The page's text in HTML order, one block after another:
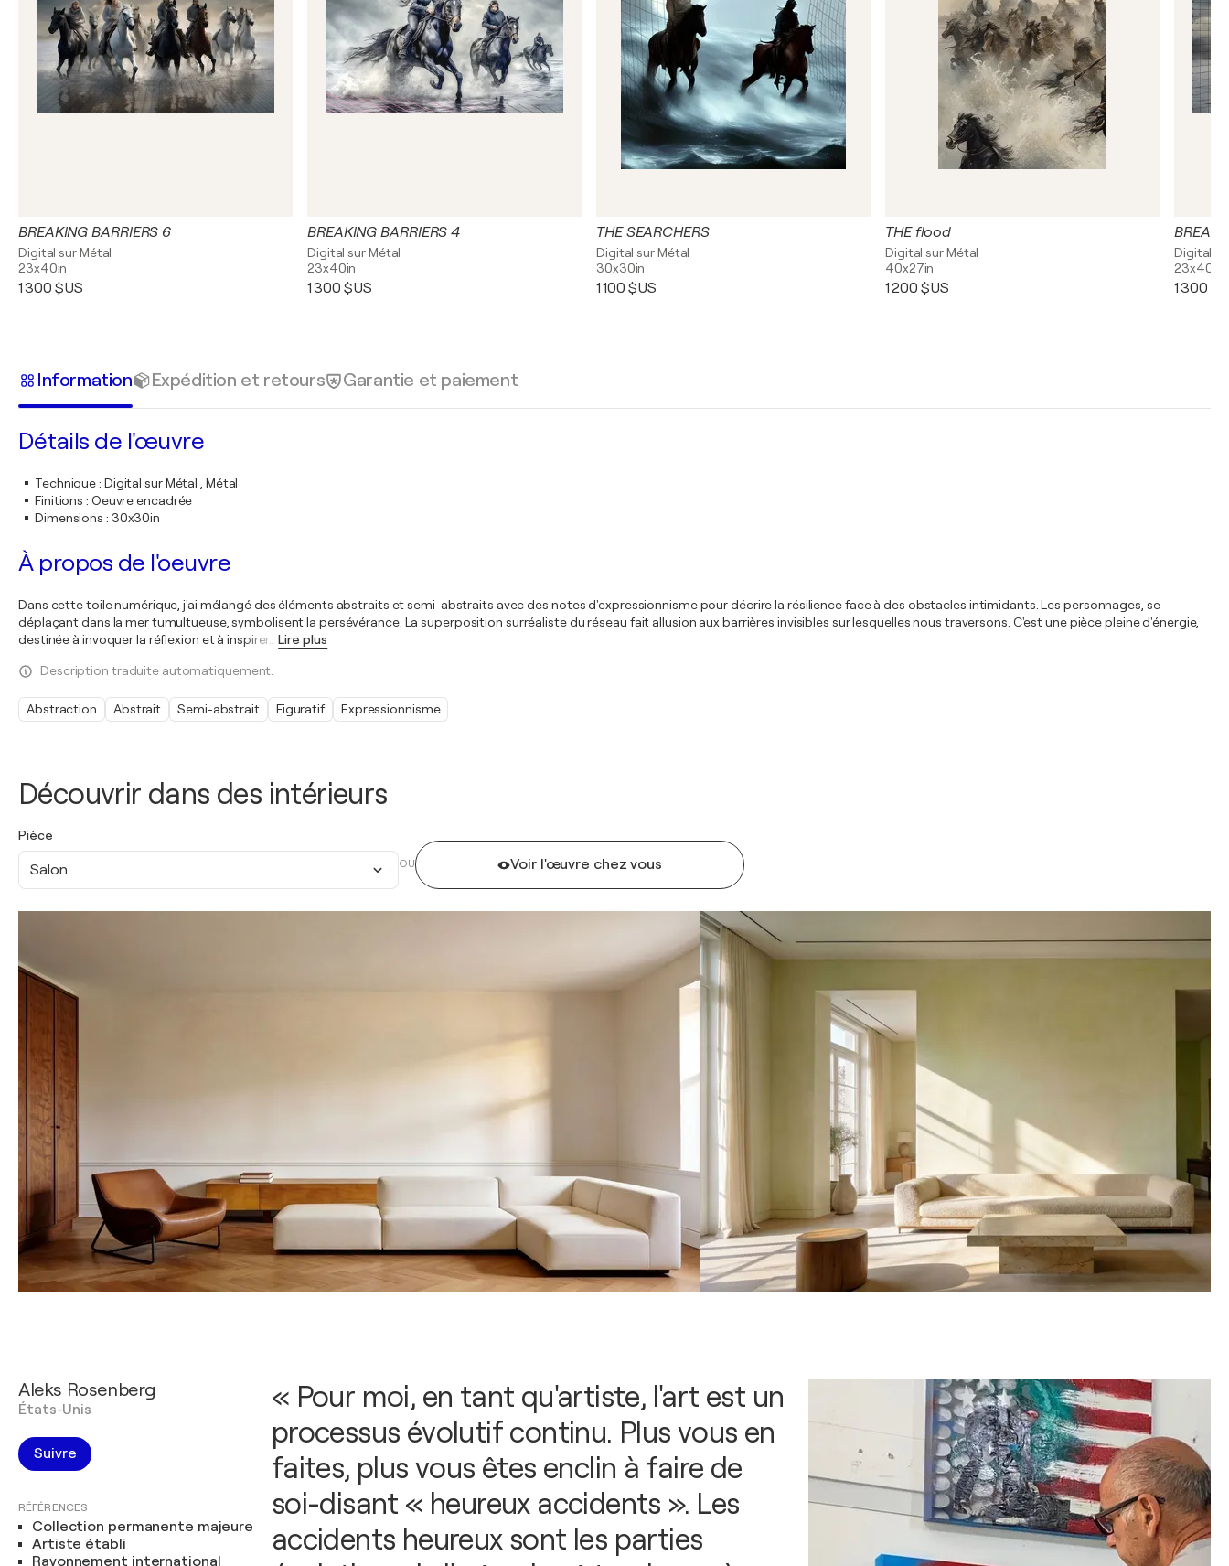
Découvrir dans des intérieurs
Pièce
Salon OU Voir l'œuvre chez vous
BREAKING BARRIERS 6
Digital sur Métal
23x40in
1 300 $US
BREAKING BARRIERS 4
Digital sur Métal
23x40in
1 300 $US
THE SEARCHERS
Digital sur Métal
30x30in
1 100 $US
THE flood
Digital sur Métal
40x27in
1 200 $US
Digital
23x40in
1 300
Information Expédition et retours Garantie et paiement
Détails de l'œuvre
Technique: Digital sur Métal , Métal
Finitions : Oeuvre encadrée
Dimensions : 30x30in
À propos de l'oeuvre
Dans cette toile numérique, j'ai mélangé des éléments abstraits et semi-abstraits avec des notes d'expressionnisme pour décrire la résilience face à des obstacles intimidants. Les personnages, se
déplaçant dans la mer tumultueuse, symbolisent la persévérance. La superposition surréaliste du réseau fait allusion aux barrières invisibles sur lesquelles nous traversons. C'est une pièce pleine d'énergie,
destinée à invoquer la réflexion et à inspirer… Lire plus
Description traduite automatiquement.
Abstraction Abstrait Semi-abstrait Figuratif Expressionnisme
Aleks Rosenberg
États-Unis
Suivre
RÉFÉRENCES
Collection permanente majeure
Artiste établi
Rayonnement international
« Pour moi, en tant qu'artiste, l'art est un
processus évolutif continu. Plus vous en
faites, plus vous êtes enclin à faire de
soi-disant « heureux accidents ». Les
accidents heureux sont les parties